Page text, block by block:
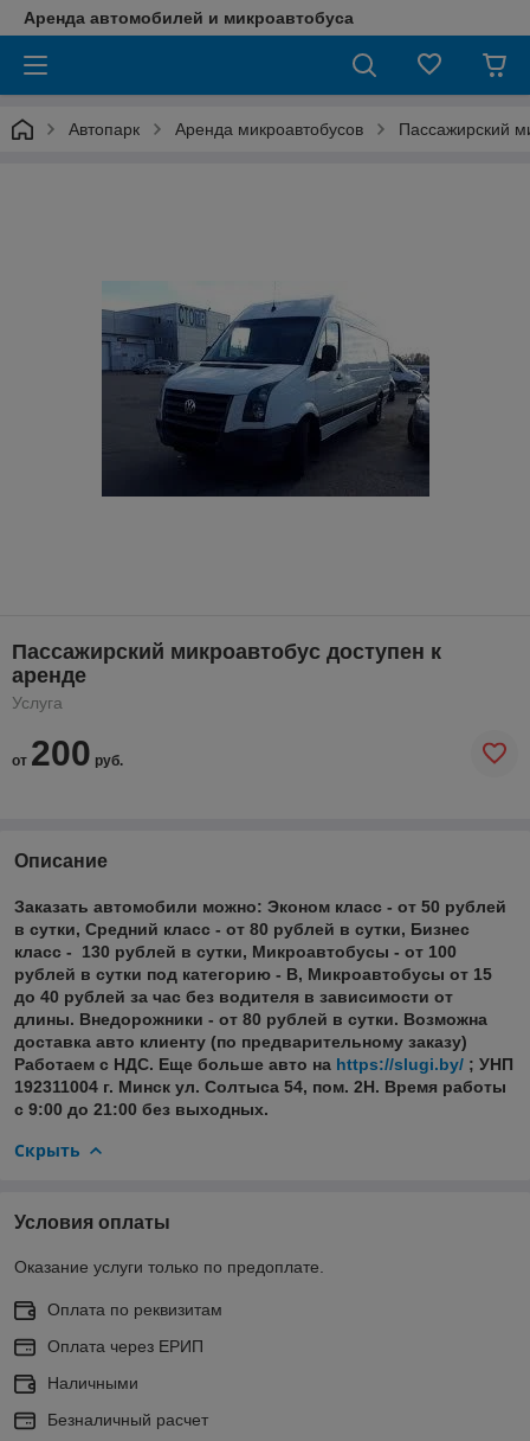
Аренда автомобилей и микроавтобуса
Автопарк Аренда микроавтобусов Пассажирский
Пассажирский микроавтобус доступен к
аренде
Услуга
от 200 руб.
Описание
Заказать автомобили можно: Эконом класс - от 50 рублей
в сутки, Средний класс - от 80 рублей в сутки, Бизнес
класс - 130 рублей в сутки, Микроавтобусы - от 100
рублей в сутки под категорию - В, Микроавтобусы от 15
до 40 рублей за час без водителя в зависимости от
длины. Внедорожники - от 80 рублей в сутки. Возможна
доставка авто клиенту (по предварительному заказу)
Работаем с НДС. Еще больше авто на https://slugi.by/ ; УНП
192311004 г. Минск ул. Солтыса 54, пом. 2Н. Время работы
с 9:00 до 21:00 без выходных.
Скрыть
Условия оплаты
Оказание услуги только по предоплате.
Оплата по реквизитам
Оплата через ЕРИП
Наличными
Безналичный расчет